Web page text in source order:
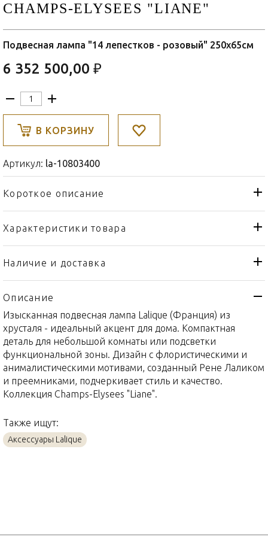
CHAMPS-ELYSEES "LIANE"
Подвесная лампа "14 лепестков - розовый" 250х65см
6 352 500,00 ₽
В КОРЗИНУ
Артикул: la-10803400
Короткое описание
Характеристики товара
Тип товара
Лампа
Бренд
Коллекция
Champs-Elysees
Страна производителя
Материал
Хрусталь
Объем / Размер
250х65см
Наличие и доставка
Описание
Изысканная подвесная лампа Lalique (Франция) из
хрусталя - идеальный акцент для дома. Компактная
деталь для небольшой комнаты или подсветки
функциональной зоны. Дизайн с флористическими и
анималистическими мотивами, созданный Рене Лаликом
и преемниками, подчеркивает стиль и качество.
Коллекция Champs-Elysees "Liane".
Также ищут:
Аксессуары Lalique